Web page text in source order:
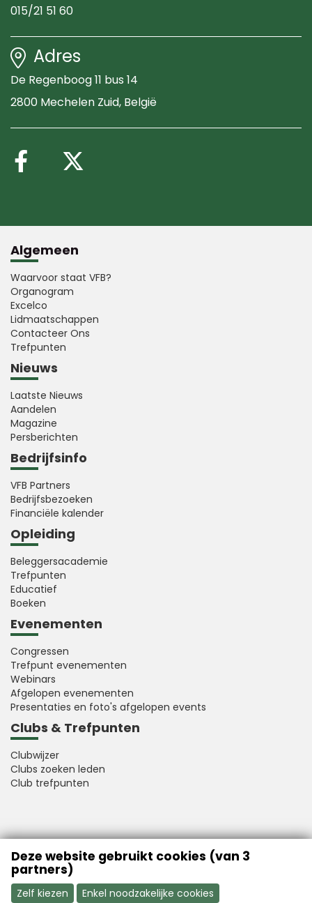
015/21 51 60
Adres
De Regenboog 11 bus 14
2800 Mechelen Zuid, België
Volg ons op Facebook
Algemeen
Waarvoor staat VFB?
Organogram
Excelco
Lidmaatschappen
Contacteer Ons
Trefpunten
Nieuws
Laatste Nieuws
Aandelen
Magazine
Persberichten
Bedrijfsinfo
VFB Partners
Bedrijfsbezoeken
Financiële kalender
Opleiding
Beleggersacademie
Trefpunten
Educatief
Boeken
Evenementen
Congressen
Trefpunt evenementen
Webinars
Afgelopen evenementen
Presentaties en foto's afgelopen events
Clubs & Trefpunten
Clubwijzer
Clubs zoeken leden
Club trefpunten
VFB is a member of Better Finance
Deze website gebruikt cookies (van 3
partners)
Zelf kiezen Enkel noodzakelijke cookies